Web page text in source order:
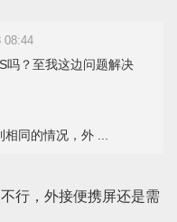
08:44
吗？至我这边问题解决
同的情况，外 ...
行，外接便携屏还是需